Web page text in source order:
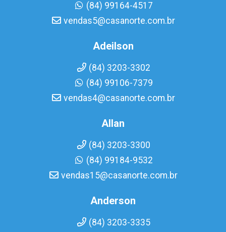
(84) 99164-4517
vendas5@casanorte.com.br
Adeilson
(84) 3203-3302
(84) 99106-7379
vendas4@casanorte.com.br
Allan
(84) 3203-3300
(84) 99184-9532
vendas15@casanorte.com.br
Anderson
(84) 3203-3335